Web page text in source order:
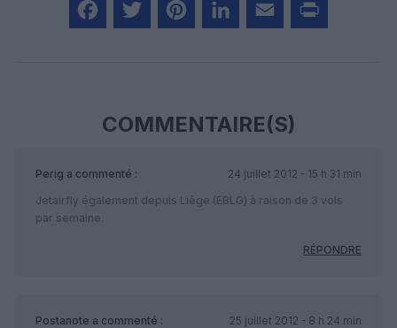
COMMENTAIRE(S)
Perig a commenté :
24 juillet 2012 - 15 h 31 min
Jetairfly également depuis Liège (EBLG) à raison de 3 vols
par semaine.
RÉPONDRE
Postanote a commenté :
25 juillet 2012 - 8 h 24 min